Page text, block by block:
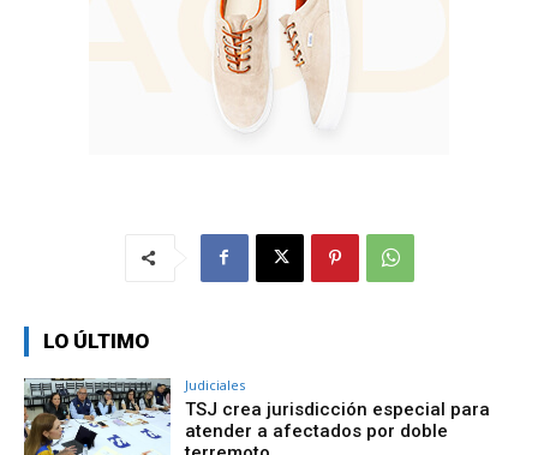
LO ÚLTIMO
Judiciales
TSJ crea jurisdicción especial para
atender a afectados por doble